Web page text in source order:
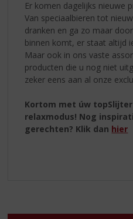
Er komen dagelijks nieuwe
Van speciaalbieren tot
dranken en ga zo maar
binnen komt, er staat altijd
Maar ook in ons vaste
producten die u nog niet
zeker eens aan al onze
Kortom met úw
relaxmodus! Nog
gerechten? Klik dan hier